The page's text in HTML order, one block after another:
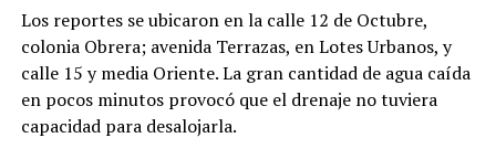
Los reportes se ubicaron en la calle 12 de Octubre,
colonia Obrera; avenida Terrazas, en Lotes Urbanos, y
calle 15 y media Oriente. La gran cantidad de agua caída
en pocos minutos provocó que el drenaje no tuviera
capacidad para desalojarla.